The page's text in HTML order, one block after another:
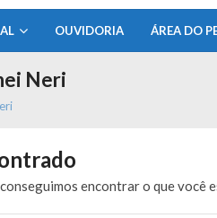
OUVIDORIA ÁREA DO
Neri
encontrar o que você